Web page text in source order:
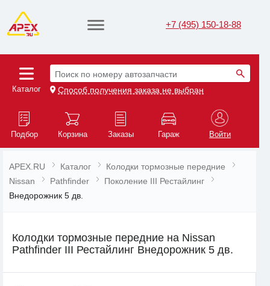
+7 (495) 150-18-88
Каталог
Поиск по номеру автозапчасти
Способ получения заказа не выбран
Подбор Корзина Заказы Гараж Войти
APEX.RU Каталог
Колодки тормозные передние
Nissan
Pathfinder
Поколение III Рестайлинг
Внедорожник 5 дв.
Колодки тормозные передние на Nissan
Pathfinder III Рестайлинг Внедорожник 5 дв.